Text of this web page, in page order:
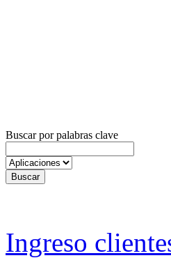
Buscar por palabras clave
Ingreso